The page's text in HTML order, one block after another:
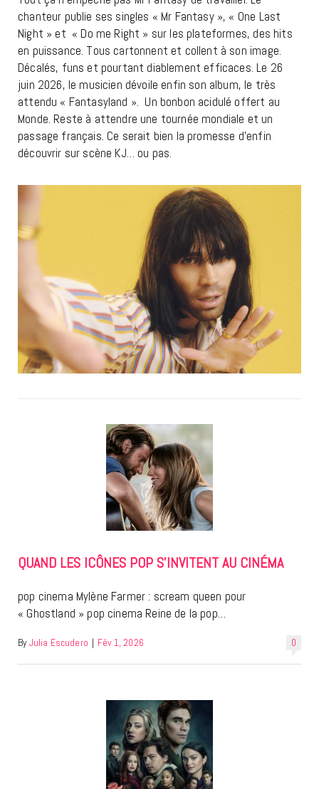
chanteur publie ses singles « Mr Fantasy », « One Last
Night » et « Do me Right » sur les plateformes, des hits
en puissance. Tous cartonnent et collent à son image.
Décalés, funs et pourtant diablement efficaces. Le 26
juin 2026, le musicien dévoile enfin son album, le très
attendu « Fantasyland ». Un bonbon acidulé offert au
Monde. Reste à attendre une tournée mondiale et un
passage français. Ce serait bien la promesse d’enfin
découvrir sur scène KJ… ou pas.
QUAND LES ICÔNES POP S’INVITENT AU CINÉMA
pop cinema Mylène Farmer : scream queen pour
« Ghostland » pop cinema Reine de la pop…
0
By Julia Escudero | Fév 1, 2026